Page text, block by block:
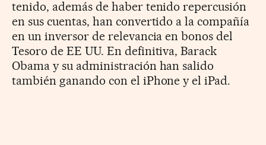
tenido, además de haber tenido repercusión
en sus cuentas, han convertido a la compañía
en un inversor de relevancia en bonos del
Tesoro de EE UU. En definitiva, Barack
Obama y su administración han salido
también ganando con el iPhone y el iPad.